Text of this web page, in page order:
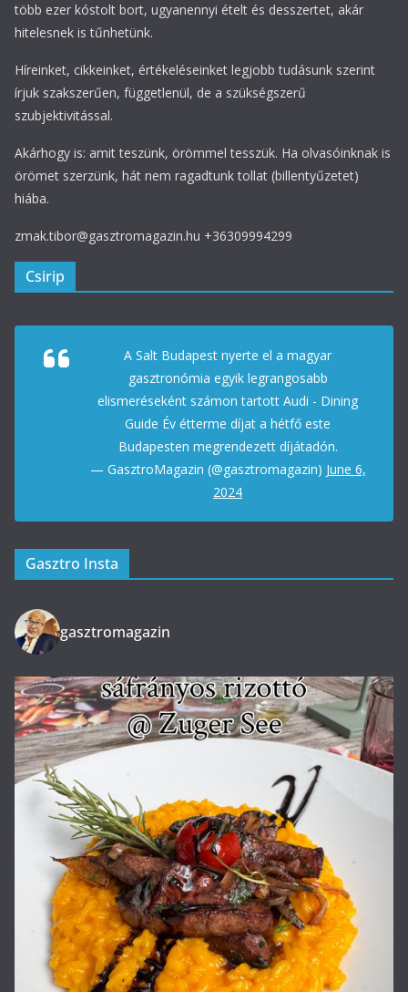
több ezer kóstolt bort, ugyanennyi ételt és desszertet, akár
hitelesnek is tűnhetünk.
Híreinket, cikkeinket, értékeléseinket legjobb tudásunk szerint
írjuk szakszerűen, függetlenül, de a szükségszerű
szubjektivitással.
Akárhogy is: amit teszünk, örömmel tesszük. Ha olvasóinknak is
örömet szerzünk, hát nem ragadtunk tollat (billentyűzetet)
hiába.
zmak.tibor@gasztromagazin.hu +36309994299
Csirip
A Salt Budapest nyerte el a magyar
gasztronómia egyik legrangosabb
elismeréseként számon tartott Audi - Dining
Guide Év étterme díjat a hétfő este
Budapesten megrendezett díjátadón.
— GasztroMagazin (@gasztromagazin) June 6,
2024
Gasztro Insta
gasztromagazin